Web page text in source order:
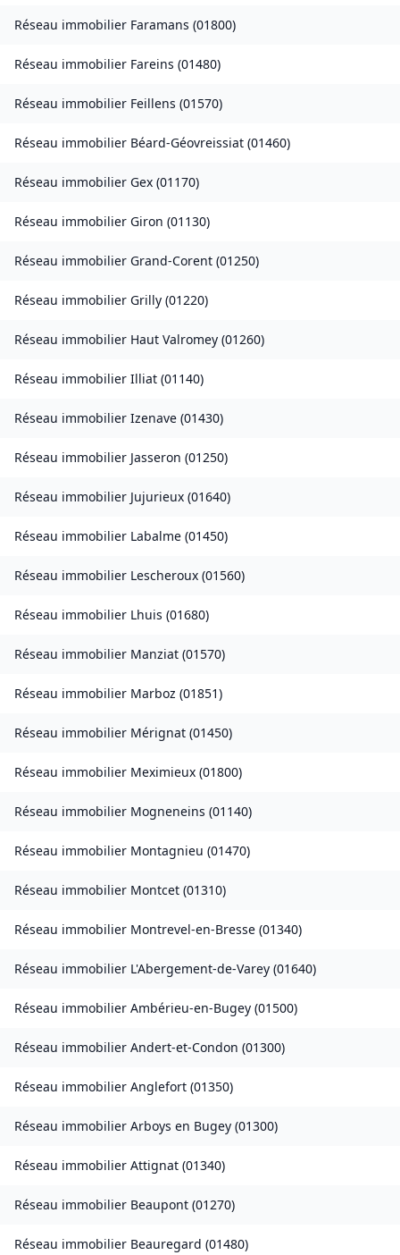
Réseau immobilier Faramans (01800)
Réseau immobilier Fareins (01480)
Réseau immobilier Feillens (01570)
Réseau immobilier Béard-Géovreissiat (01460)
Réseau immobilier Gex (01170)
Réseau immobilier Giron (01130)
Réseau immobilier Grand-Corent (01250)
Réseau immobilier Grilly (01220)
Réseau immobilier Haut Valromey (01260)
Réseau immobilier Illiat (01140)
Réseau immobilier Izenave (01430)
Réseau immobilier Jasseron (01250)
Réseau immobilier Jujurieux (01640)
Réseau immobilier Labalme (01450)
Réseau immobilier Lescheroux (01560)
Réseau immobilier Lhuis (01680)
Réseau immobilier Manziat (01570)
Réseau immobilier Marboz (01851)
Réseau immobilier Mérignat (01450)
Réseau immobilier Meximieux (01800)
Réseau immobilier Mogneneins (01140)
Réseau immobilier Montagnieu (01470)
Réseau immobilier Montcet (01310)
Réseau immobilier Montrevel-en-Bresse (01340)
Réseau immobilier L'Abergement-de-Varey (01640)
Réseau immobilier Ambérieu-en-Bugey (01500)
Réseau immobilier Andert-et-Condon (01300)
Réseau immobilier Anglefort (01350)
Réseau immobilier Arboys en Bugey (01300)
Réseau immobilier Attignat (01340)
Réseau immobilier Beaupont (01270)
Réseau immobilier Beauregard (01480)